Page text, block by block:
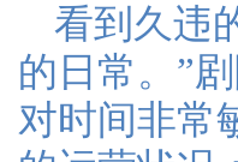
看到久违
的日常。”
对时间非常